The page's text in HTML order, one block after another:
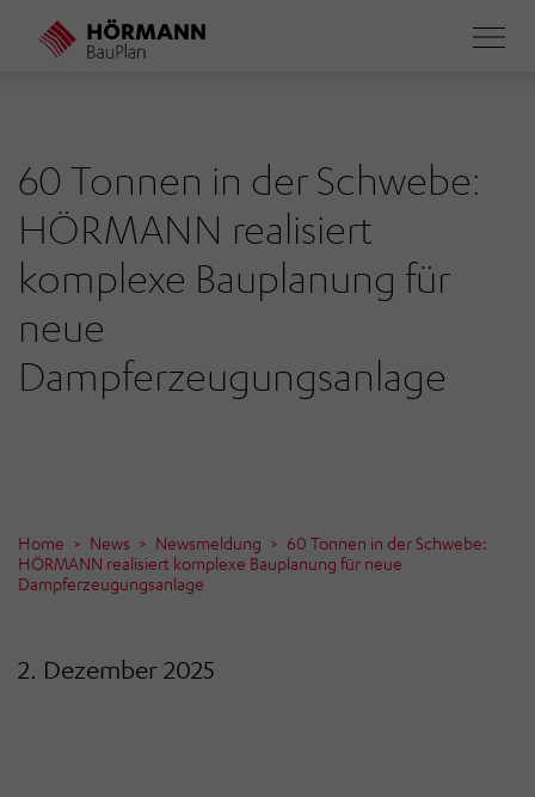
Direkt
60 Tonnen in der Schwebe:
HÖRMANN realisiert
komplexe Bauplanung für
neue
Dampferzeugungsanlage
Home News Newsmeldung
60 Tonnen in der Schwebe:
HÖRMANN realisiert komplexe Bauplanung für neue
Dampferzeugungsanlage
2. Dezember 2025